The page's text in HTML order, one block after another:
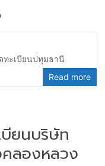
ทะเบียนปทุมธานี
Read more
บียนบริษัท
ลองหลวง